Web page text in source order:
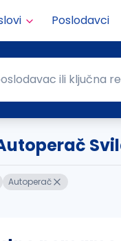
Poslodavci
ili ključna reč
ili ključna
Autoperač